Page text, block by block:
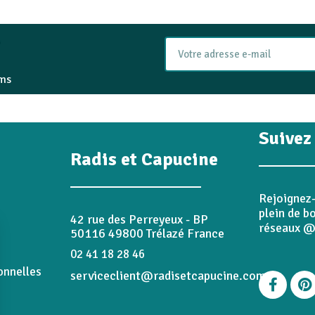
Radis et Capucine
42 rue des Perreyeux - BP
50116 49800 Trélazé France
02 41 18 28 46
serviceclient@radisetcapucine.com
plein de
réseaux